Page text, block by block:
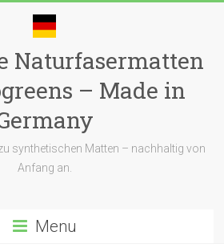
Naturfasermatten
– Made in
synthetischen Matten – nachhaltig von
Anfang an.
Menu